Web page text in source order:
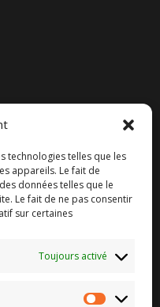
technologies telles que les
appareils. Le fait de
données telles que le
Le fait de ne pas consentir
sur certaines
Toujours activé